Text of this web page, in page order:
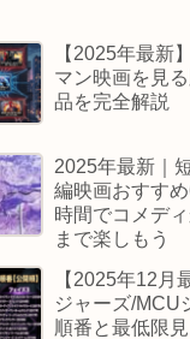
【2025年最新
マン映画を見
品を完全解説
2025年最新｜
編映画おすす
時間でコメデ
まで楽しもう
【2025年12月
ジャーズ/MCU
順番と最低限